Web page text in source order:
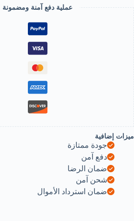
من
الراتنج
متعدد
الألوان،
سلسلة
فضية،
طول
القلادة
24
سم
عملية دفع آمنة ومضمونة
ميزات إضافية
جودة ممتازة
دفع آمن
ضمان الرضا
شحن آمن
ضمان استرداد الأموال